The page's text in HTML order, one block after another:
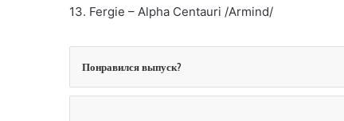
13. Fergie – Alpha Centauri /Armind/
Понравился выпуск?